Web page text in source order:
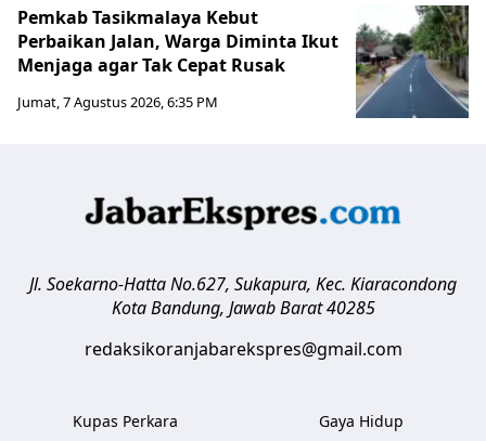
Pemkab Tasikmalaya Kebut
Perbaikan Jalan, Warga Diminta Ikut
Menjaga agar Tak Cepat Rusak
Jumat, 7 Agustus 2026, 6:35 PM
Jl. Soekarno-Hatta No.627, Sukapura, Kec. Kiaracondong
Kota Bandung, Jawab Barat 40285
redaksikoranjabarekspres@gmail.com
Kupas Perkara
Gaya Hidup